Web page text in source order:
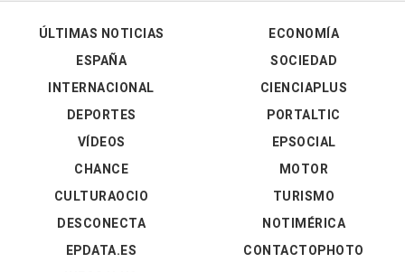
ÚLTIMAS NOTICIAS
ESPAÑA
INTERNACIONAL
DEPORTES
VÍDEOS
ECONOMÍA
SOCIEDAD
CIENCIAPLUS
PORTALTIC
EPSOCIAL
CHANCE
CULTURAOCIO
DESCONECTA
EPDATA.ES
MOTOR
TURISMO
NOTIMÉRICA
CONTACTOPHOTO